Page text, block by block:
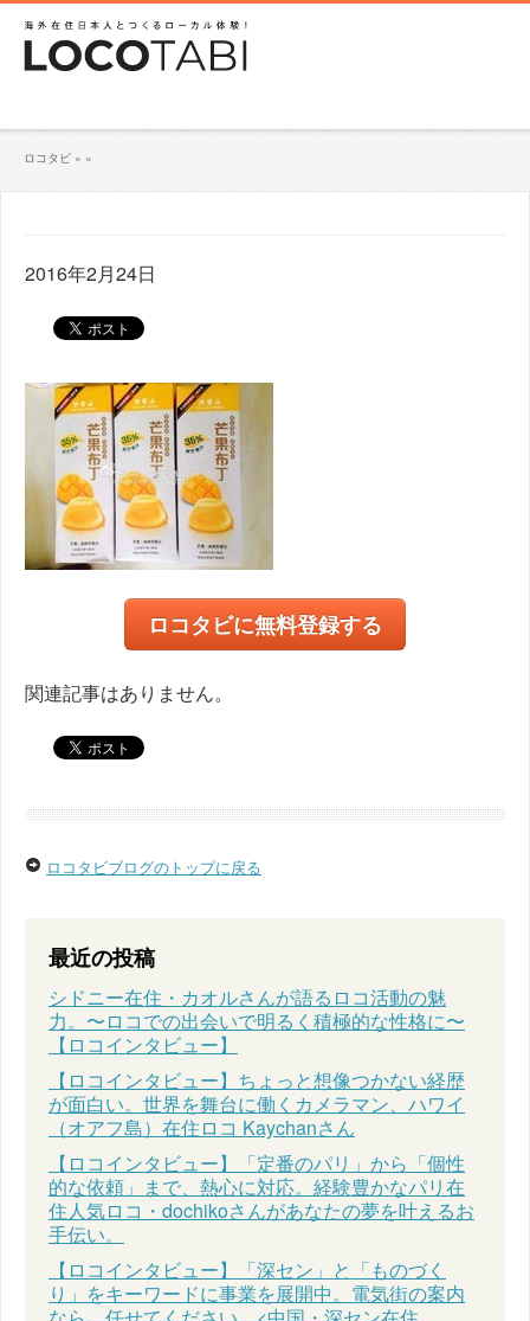
ロコタビ » »
2016年2月24日
ロコタビに無料登録する
関連記事はありません。
ロコタビブログのトップに戻る
最近の投稿
シドニー在住・カオルさんが語るロコ活動の魅
力。〜ロコでの出会いで明るく積極的な性格に〜
【ロコインタビュー】
【ロコインタビュー】ちょっと想像つかない経歴
が面白い。世界を舞台に働くカメラマン、ハワイ
（オアフ島）在住ロコ Kaychanさん
【ロコインタビュー】「定番のパリ」から「個性
的な依頼」まで、熱心に対応。経験豊かなパリ在
住人気ロコ・dochikoさんがあなたの夢を叶えるお
手伝い。
【ロコインタビュー】「深セン」と「ものづく
り」をキーワードに事業を展開中。電気街の案内